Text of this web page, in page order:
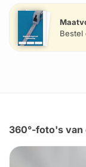
Bestel
360°-foto's van